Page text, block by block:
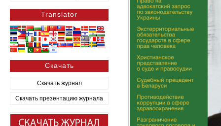
Translator
Скачать
Скачать журнал
Скачать презентацию журнала